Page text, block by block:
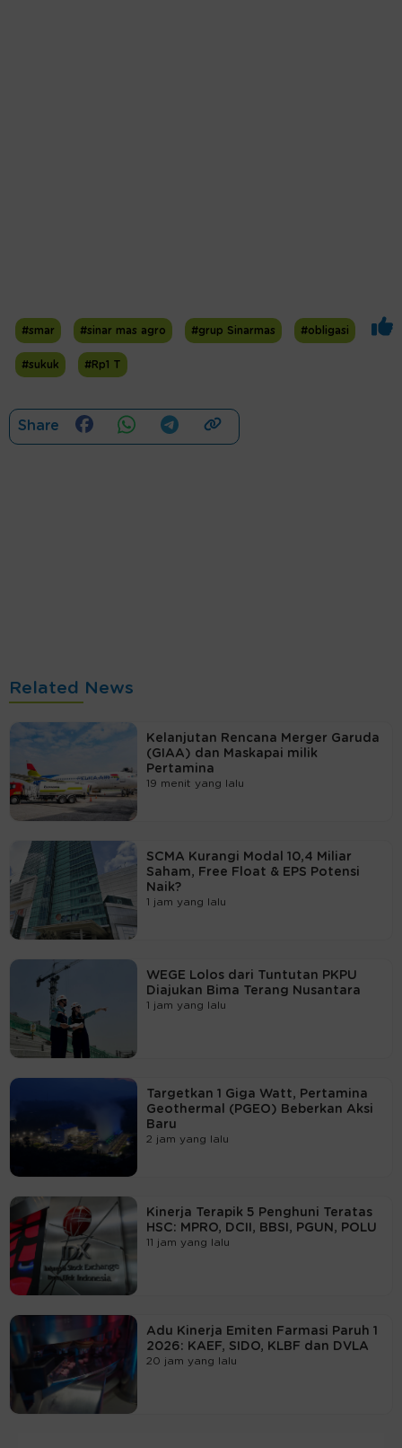
#smar #sinar mas agro #grup Sinarmas #obligasi
#sukuk #Rp1 T
Share
Related News
Kelanjutan Rencana Merger Garuda
(GIAA) dan Maskapai milik
Pertamina
19 menit yang lalu
SCMA Kurangi Modal 10,4 Miliar
Saham, Free Float & EPS Potensi
Naik?
1 jam yang lalu
WEGE Lolos dari Tuntutan PKPU
Diajukan Bima Terang Nusantara
1 jam yang lalu
Targetkan 1 Giga Watt, Pertamina
Geothermal (PGEO) Beberkan Aksi
Baru
2 jam yang lalu
Kinerja Terapik 5 Penghuni Teratas
HSC: MPRO, DCII, BBSI, PGUN, POLU
11 jam yang lalu
Adu Kinerja Emiten Farmasi Paruh 1
2026: KAEF, SIDO, KLBF dan DVLA
20 jam yang lalu